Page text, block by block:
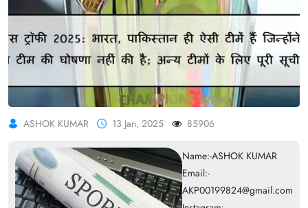
ASHOK KUMAR 13 Jan, 2025 85906
Name:-ASHOK KUMAR
Email:-
AKP00199824@gmail.com